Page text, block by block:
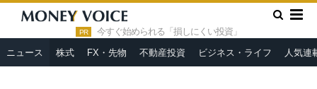
PR 今すぐ始められる「損しにくい投資」
ニュース 株式 FX・先物 不動産投資 ビジネス・ライフ 人気連
HOME » ニュース »
米株市場には楽観的な見方が増加。今こそ
「バレンタイン・クラッシュ」に備えよ＝江守哲